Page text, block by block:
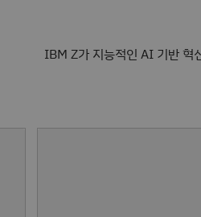
IBM Z가 지능적인 AI 기반 혁